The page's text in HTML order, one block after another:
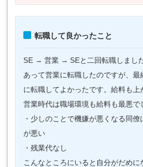
転職して良かったこと
SE → 営業 → SEと二回転職しまし
あって営業に転職したのですが、最
に転職してよかったです。給料も上
営業時代は職場環境も給料も最悪で
・少しのことで機嫌が悪くなる同
が悪い
・残業代なし
こんなところにいると自分がだめに